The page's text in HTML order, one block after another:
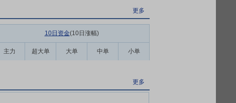
更多
10日资金(10日涨幅)
主力 超大单 大单 中单 小单
更多